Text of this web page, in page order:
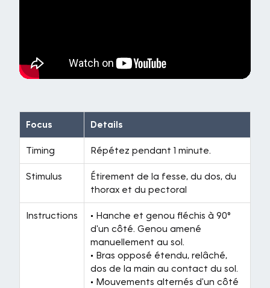
Focus Details
Timing Répétez pendant 1 minute.
Stimulus
Étirement de la fesse, du dos, du
thorax et du pectoral
Instructions
• Hanche et genou fléchis à 90°
d'un côté. Genou amené
manuellement au sol.
• Bras opposé étendu, relâché,
dos de la main au contact du sol.
• Mouvements alternés d'un côté